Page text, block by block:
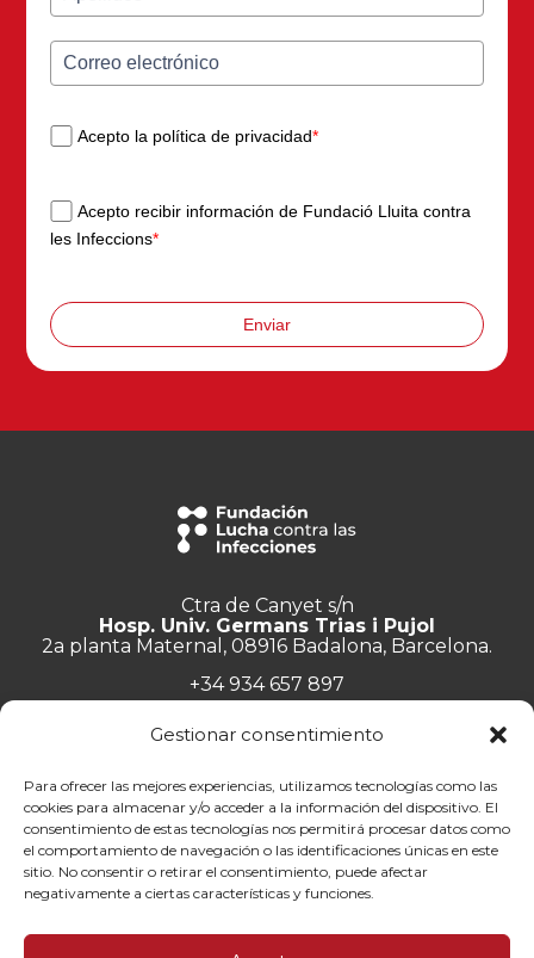
Gestionar consentimiento
Para ofrecer las mejores experiencias, utilizamos tecnologías como las
cookies para almacenar y/o acceder a la información del dispositivo. El
consentimiento de estas tecnologías nos permitirá procesar datos como
el comportamiento de navegación o las identificaciones únicas en este
sitio. No consentir o retirar el consentimiento, puede afectar
negativamente a ciertas características y funciones.
Acepto la política de privacidad*
Acepto recibir información de Fundació Lluita contra
les Infeccions*
Enviar
Ctra de Canyet s/n
Hosp. Univ. Germans Trias i Pujol
2a planta Maternal, 08916 Badalona, Barcelona.
+34 934 657 897
info@lluita.org
Trabaja con nosotros
Transparencia
Canal de denuncias